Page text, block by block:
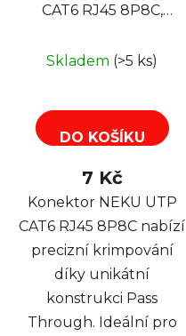
CAT6 RJ45 8P8C,
Skladem (>5 ks)
DO KOŠÍKU
7 Kč
Konektor NEKU UTP
CAT6 RJ45 8P8C nabízí
precizní krimpování
díky unikátní
konstrukci Pass
Through. Ideální pro